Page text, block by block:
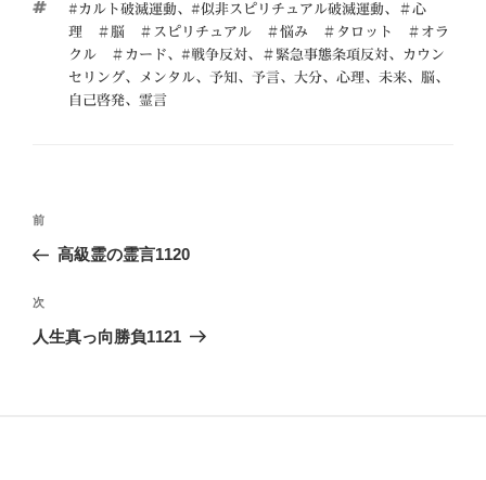
ゴ
リ
ー
タ
グ
#カルト破滅運動、 #似非スピリチュアル破滅運動、
＃心
理 ＃脳 ＃スピリチュアル ＃悩み ＃タロット ＃オラ
クル ＃カード、 #戦争反対、 ＃緊急事態条項反対、
カウン
セリング、 メンタル、 予知、 予言、 大分、 心理、 未来、 脳、
自己啓発、 霊言
投
ビ
ゲ
前
の
稿
前
高級霊の霊言1120
次
の
次
人生真っ向勝負1121